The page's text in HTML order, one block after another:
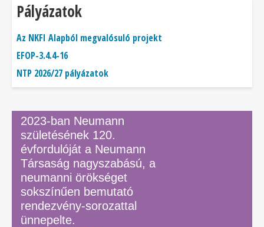
Pályázatok
Az NKFI Alapból megvalósuló projekt
EFOP-3.4.4-16
NTP 2026/27 pályázatok
2023-ban Neumann
születésének 120.
évfordulóját a Neumann
Társaság nagyszabású, a
neumanni örökséget
sokszínűen bemutató
rendezvény-sorozattal
ünnepelte.